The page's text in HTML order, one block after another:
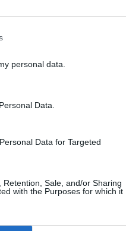
personal data.
Data.
Data for Targeted
Sale, and/or Sharing
with the Purposes for which it
ÄMNESORD
Sagsjön Anstalten
ungdomsavdelningar